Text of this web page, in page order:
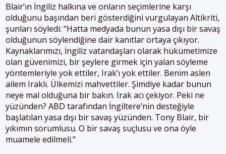
Blair’ın İngiliz halkına ve onların seçimlerine karşı
olduğunu başından beri gösterdiğini vurgulayan Altikriti,
şunları söyledi: “Hatta medyada bunun yasa dışı bir savaş
olduğunun söylendiğine dair kanıtlar ortaya çıkıyor.
Kaynaklarımızı, İngiliz vatandaşları olarak hükümetimize
olan güvenimizi, bir şeylere girmek için yalan söyleme
yöntemleriyle yok ettiler, Irak’ı yok ettiler. Benim aslen
ailem Iraklı. Ülkemizi mahvettiler. Şimdiye kadar bunun
neye mal olduğuna bir bakın. Irak acı çekiyor. Peki ne
yüzünden? ABD tarafından İngiltere’nin desteğiyle
başlatılan yasa dışı bir savaş yüzünden. Tony Blair, bir
yıkımın sorumlusu. O bir savaş suçlusu ve ona öyle
muamele edilmeli.”